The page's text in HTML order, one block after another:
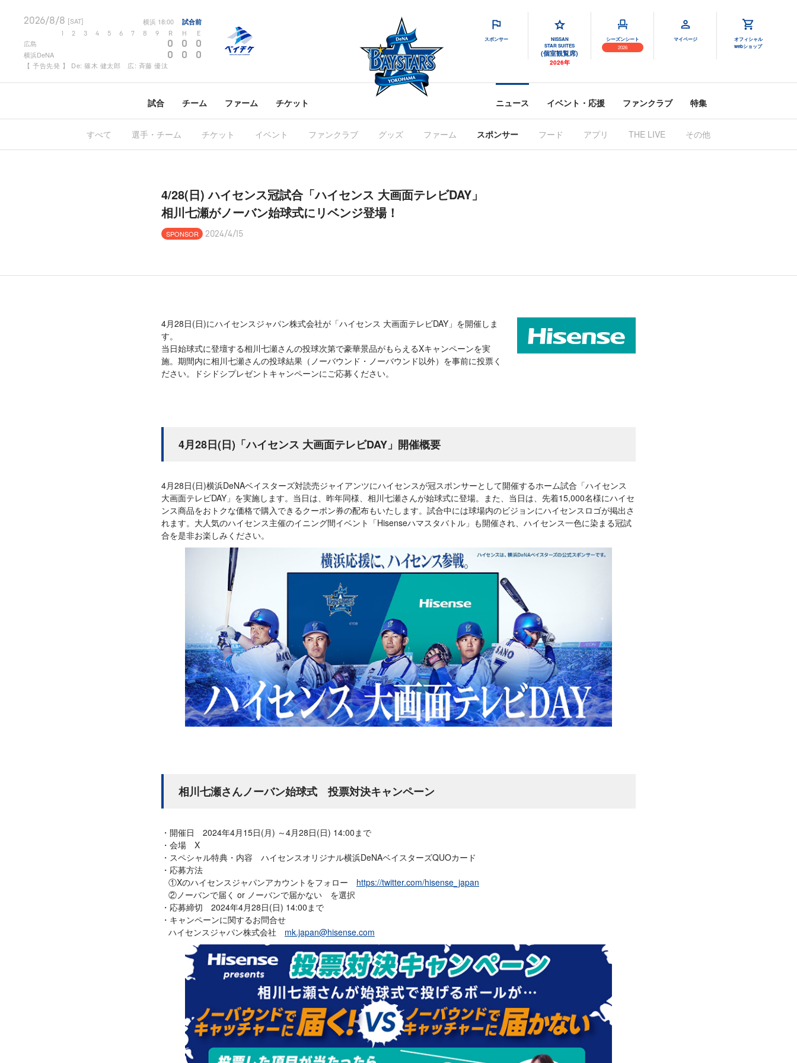
2026/8/8 [SAT] 横浜 18:00 試合前
2 3 4 5 6 7 8 9 R H E
広島 0 0 0
横浜DeNA 0 0 0
【 予告先発 】 De: 篠木 健太郎 広: 斉藤 優汰
スポンサー
NISSAN
STAR SUITES
(個室観覧席)
2026年
シーズンシート
2026
マイページ
オフィシャル
webショップ
試合 チーム ファーム チケット ニュース イベント・応援 ファンクラブ 特集
すべて 選手・チーム チケット イベント ファンクラブ グッズ ファーム スポンサー フード アプリ THE LIVE その他
4/28(日) ハイセンス冠試合「ハイセンス 大画面テレビDAY」
相川七瀬がノーバン始球式にリベンジ登場！
SPONSOR 2024/4/15
4月28日(日)にハイセンスジャパン株式会社が「ハイセンス 大画面テレビDAY」を開催しま
す。
当日始球式に登壇する相川七瀬さんの投球次第で豪華景品がもらえるXキャンペーンを実
施。期間内に相川七瀬さんの投球結果（ノーバウンド・ノーバウンド以外）を事前に投票く
ださい。ドシドシプレゼントキャンペーンにご応募ください。
4月28日(日)「ハイセンス 大画面テレビDAY」開催概要
4月28日(日)横浜DeNAベイスターズ対読売ジャイアンツにハイセンスが冠スポンサーとして開催するホーム試合「ハイセンス
大画面テレビDAY」を実施します。当日は、昨年同様、相川七瀬さんが始球式に登場。また、当日は、先着15,000名様にハイセ
ンス商品をおトクな価格で購入できるクーポン券の配布もいたします。試合中には球場内のビジョンにハイセンスロゴが掲出さ
れます。大人気のハイセンス主催のイニング間イベント「Hisenseハマスタバトル」も開催され、ハイセンス一色に染まる冠試
合を是非お楽しみください。
相川七瀬さんノーバン始球式 投票対決キャンペーン
開催日 2024年4月15日(月) ～4月28日(日) 14:00まで
会場 X
スペシャル特典・内容 ハイセンスオリジナル横浜DeNAベイスターズQUOカード
応募方法
①Xのハイセンスジャパンアカウントをフォロー https://twitter.com/hisense_japan
②ノーバンで届く or ノーバンで届かない を選択
応募締切 2024年4月28日(日) 14:00まで
キャンペーンに関するお問合せ
ハイセンスジャパン株式会社 mk.japan@hisense.com